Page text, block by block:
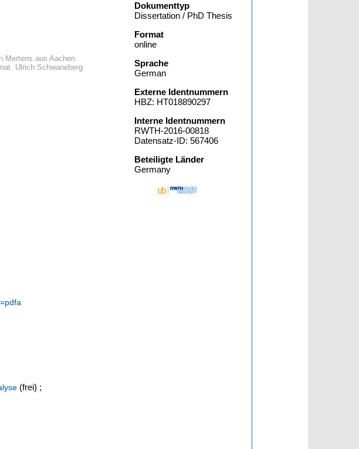
Mertens aus Aachen.
Ulrich Schwaneberg
(frei) ;
Dokumenttyp
Dissertation / PhD Thesis
Format
online
Sprache
German
Externe Identnummern
HBZ: HT018890297
Interne Identnummern
RWTH-2016-00818
Datensatz-ID: 567406
Beteiligte Länder
Germany